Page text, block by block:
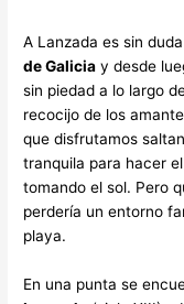
A Lanzada es sin
de Galicia y desde
sin piedad a lo largo
recocijo de los
que disfrutamos
tranquila para hacer
tomando el sol. Pero
perdería un entorno
playa.
En una punta se